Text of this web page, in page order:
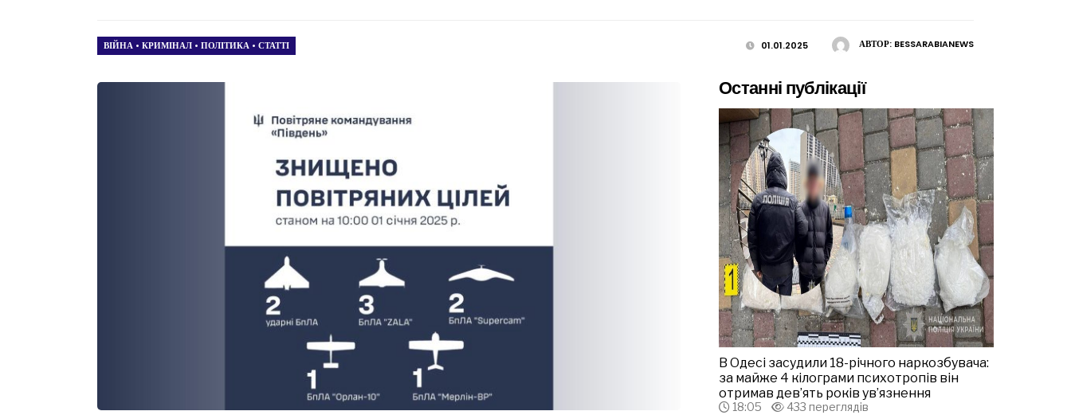
АВТОР: BESSARABIANEWS
01.01.2025
ВІЙНА • КРИМІНАЛ • ПОЛІТИКА • СТАТТІ
Останні публікації
В Одесі засудили 18-річного наркозбувача:
за майже 4 кілограми психотропів він
отримав дев’ять років ув’язнення
18:05 433 переглядів